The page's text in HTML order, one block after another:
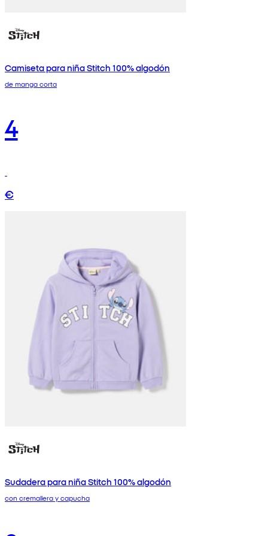
Camiseta para niña Stitch 100% algodón
de manga corta
4
€
Sudadera para niña Stitch 100% algodón
con cremallera y capucha